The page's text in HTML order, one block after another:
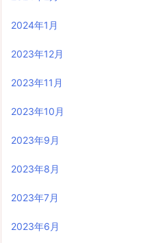
2024年1月
2023年12月
2023年11月
2023年10月
2023年9月
2023年8月
2023年7月
2023年6月